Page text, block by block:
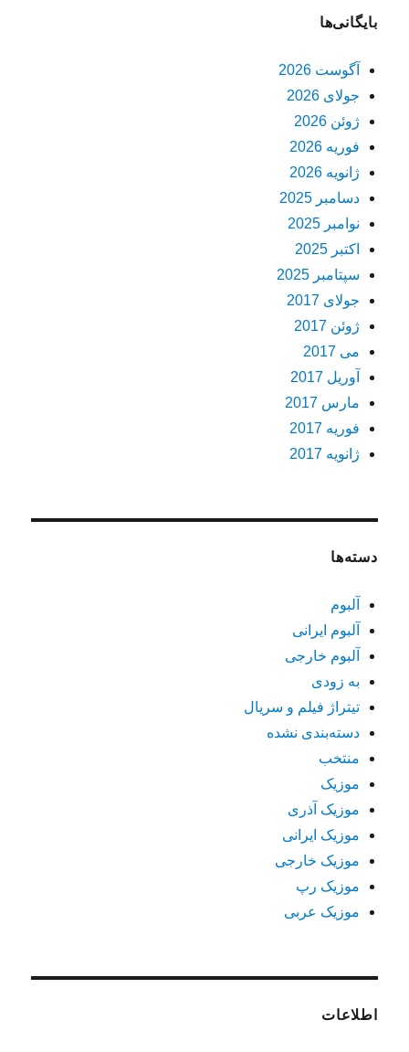
بایگانی‌ها
آگوست 2026
جولای 2026
ژوئن 2026
فوریه 2026
ژانویه 2026
دسامبر 2025
نوامبر 2025
اکتبر 2025
سپتامبر 2025
جولای 2017
ژوئن 2017
می 2017
آوریل 2017
مارس 2017
فوریه 2017
ژانویه 2017
دسته‌ها
آلبوم
آلبوم ایرانی
آلبوم خارجی
به زودی
تیتراژ فیلم و سریال
دسته‌بندی نشده
منتخب
موزیک
موزیک آذری
موزیک ایرانی
موزیک خارجی
موزیک رپ
موزیک عربی
اطلاعات